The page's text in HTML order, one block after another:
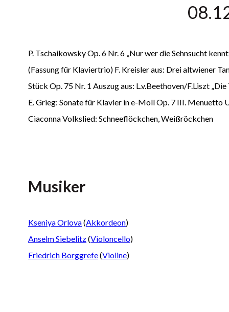
P. Tschaikowsky Op. 6 Nr. 6 „Nur wer die Sehnsucht
(Fassung für Klaviertrio) F. Kreisler aus: Drei altwiener
Stück Op. 75 Nr. 1 Auszug aus: L.v.Beethoven/F.Liszt
E. Grieg: Sonate für Klavier in e-Moll Op. 7 III.
Ciaconna Volkslied: Schneeflöckchen, Weißröckchen
Musiker
Kseniya Orlova(Akkordeon)
Anselm Siebelitz(Violoncello)
Friedrich Borggrefe(Violine)